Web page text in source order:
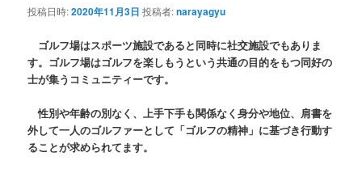
投稿日時:2020年11月3日 投稿者:narayagyu
ゴルフ場はスポーツ施設であると同時に社交施設でもありま
す。ゴルフ場はゴルフを楽しもうという共通の目的をもつ同好の
士が集うコミュニティーです。
性別や年齢の別なく、上手下手も関係なく身分や地位、肩書を
外して一人のゴルファーとして「ゴルフの精神」に基づき行動す
ることが求められてます。